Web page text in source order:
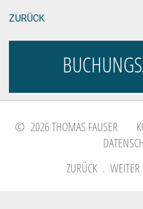
ZURÜCK
© 2026 THOMAS FAUSER
ZURÜCK . WEITER